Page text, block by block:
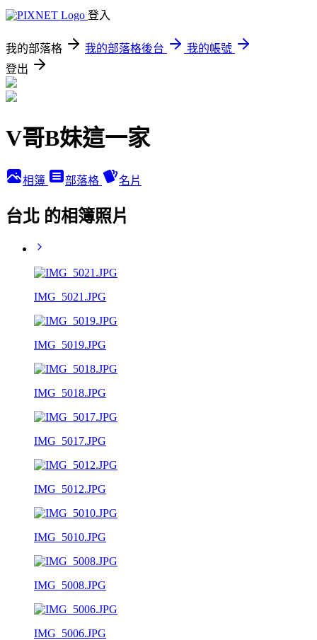
登入
我的部落格 我的部落格後台
我的帳號
登出
V哥B妹這一家
相簿 部落格 名片
台北 的相簿照片
IMG_5021.JPG
IMG_5019.JPG
IMG_5018.JPG
IMG_5017.JPG
IMG_5012.JPG
IMG_5010.JPG
IMG_5008.JPG
IMG_5006.JPG